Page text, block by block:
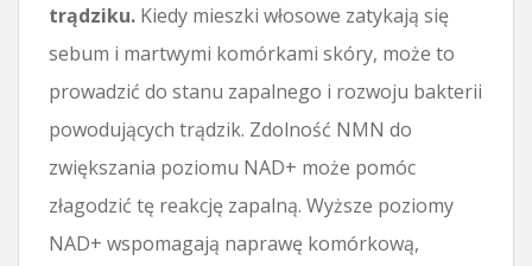
trądziku. Kiedy mieszki włosowe zatykają się
sebum i martwymi komórkami skóry, może to
prowadzić do stanu zapalnego i rozwoju bakterii
powodujących trądzik. Zdolność NMN do
zwiększania poziomu NAD+ może pomóc
złagodzić tę reakcję zapalną. Wyższe poziomy
NAD+ wspomagają naprawę komórkową,